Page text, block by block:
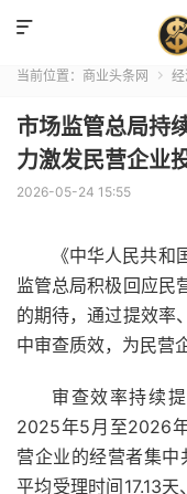

当前位置： 商业头条网 
市场监管总局持
力激发民营企业
2026-05-24 15:55
《中华人民共和
监管总局积极回应 民
的期待，通过提效率
中审查质效，为民营
审查效率持续
2025年5月至2026
营企业的经营者集
平均受理时间 17.13